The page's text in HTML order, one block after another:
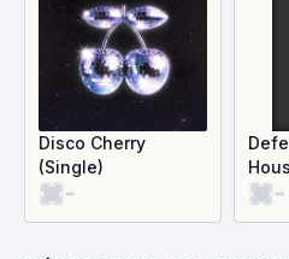
Disco Cherry
(Single)
- -